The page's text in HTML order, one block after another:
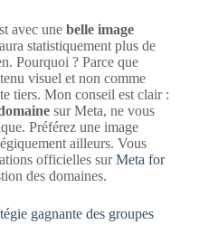
avec une belle image
statistiquement plus de
Pourquoi ? Parce que
visuel et non comme
tiers. Mon conseil est clair :
sur Meta, ne vous
Préférez une image
ailleurs. Vous
officielles surMeta for
des domaines.
gagnante des groupes